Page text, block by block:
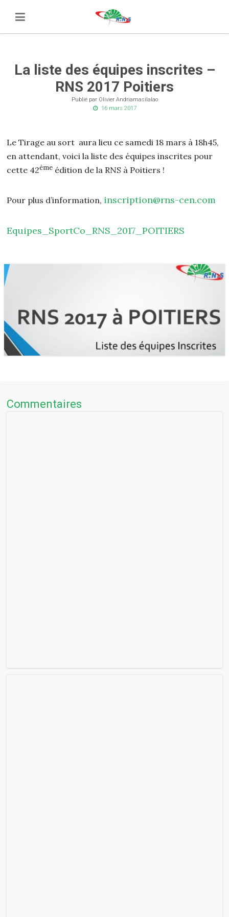
La liste des équipes inscrites –
RNS 2017 Poitiers
Publié par Olivier Andriamasilalao
16 mars 2017
Le Tirage au sort aura lieu ce samedi 18 mars à 18h45,
en attendant, voici la liste des équipes inscrites pour
cette 42ème édition de la RNS à Poitiers !
Pour plus d’information, inscription@rns-cen.com
Equipes_SportCo_RNS_2017_POITIERS
Commentaires